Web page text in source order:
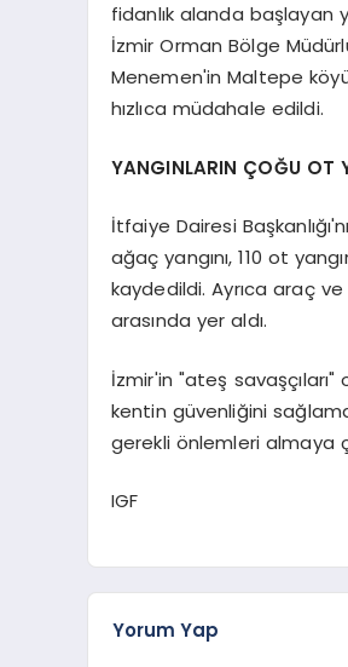
fidanlık alanda başlayan
İzmir Orman Bölge
Menemen'in Maltepe
hızlıca müdahale edildi.
YANGINLARIN ÇOĞU OT
İtfaiye Dairesi
ağaç yangını, 110 ot
kaydedildi. Ayrıca araç
arasında yer aldı.
İzmir'in "ateş
kentin güvenliğini
gerekli önlemleri almaya
IGF
Yorum Yap